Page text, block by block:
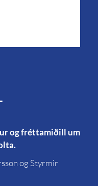
og fréttamiðill um
og Styrmir